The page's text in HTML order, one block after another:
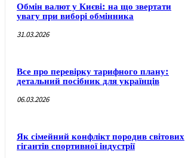
Обмін валют у Києві: на що звертати
увагу при виборі обмінника
31.03.2026
Все про перевірку тарифного плану:
детальний посібник для українців
06.03.2026
Як сімейний конфлікт породив світових
гігантів спортивної індустрії